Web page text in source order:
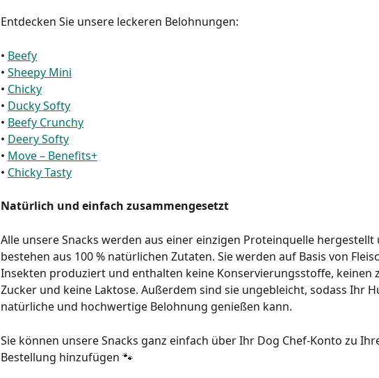
Entdecken Sie unsere leckeren Belohnungen:
• Beefy
• Sheepy Mini
• Chicky
• Ducky Softy
• Beefy Crunchy
• Deery Softy
• Move – Benefits+
• Chicky Tasty
Natürlich und einfach zusammengesetzt
Alle unsere Snacks werden aus einer einzigen Proteinquelle hergestellt
bestehen aus 100 % natürlichen Zutaten. Sie werden auf Basis von
Insekten produziert und enthalten keine Konservierungsstoffe, keinen
Zucker und keine Laktose. Außerdem sind sie ungebleicht, sodass Ihr
natürliche und hochwertige Belohnung genießen kann.
Sie können unsere Snacks ganz einfach über Ihr Dog Chef-Konto zu
Bestellung hinzufügen 🐾